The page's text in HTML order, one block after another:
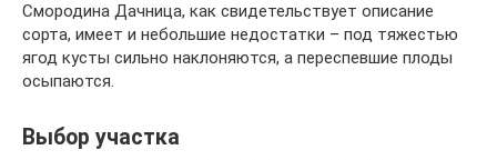
Смородина Дачница, как свидетельствует описание
сорта, имеет и небольшие недостатки – под тяжестью
ягод кусты сильно наклоняются, а переспевшие плоды
осыпаются.
Выбор участка